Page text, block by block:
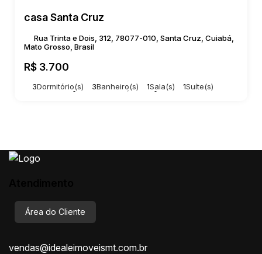
casa Santa Cruz
R$ 3.700
Rua Trinta e Dois, 312, 78077-010, Santa Cruz, Cuiabá,
Mato Grosso, Brasil
3Dormitório(s) 3Banheiro(s) 1Sala(s) 1Suíte(s)
200m² Útil: 90m²
Área do Cliente
vendas@idealeimoveismt.com.br